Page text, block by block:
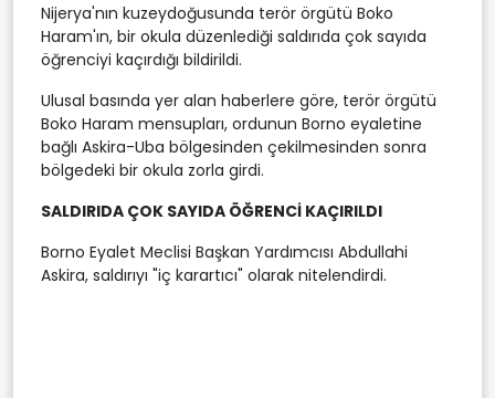
Nijerya'nın kuzeydoğusunda terör örgütü Boko
Haram'ın, bir okula düzenlediği saldırıda çok sayıda
öğrenciyi kaçırdığı bildirildi.
Ulusal basında yer alan haberlere göre, terör örgütü
Boko Haram mensupları, ordunun Borno eyaletine
bağlı Askira-Uba bölgesinden çekilmesinden sonra
bölgedeki bir okula zorla girdi.
SALDIRIDA ÇOK SAYIDA ÖĞRENCİ KAÇIRILDI
Borno Eyalet Meclisi Başkan Yardımcısı Abdullahi
Askira, saldırıyı "iç karartıcı" olarak nitelendirdi.